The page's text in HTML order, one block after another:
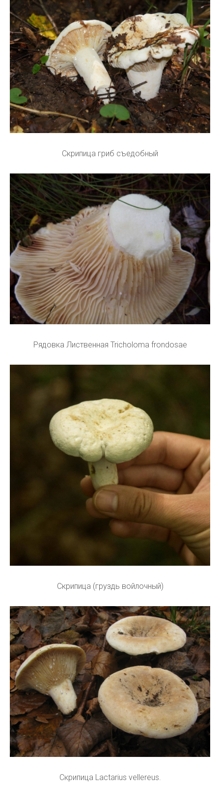
Скрипица гриб съедобный
Рядовка Лиственная Tricholoma frondosae
Скрипица (груздь войлочный)
Скрипица Lactarius vellereus.